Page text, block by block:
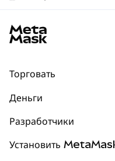
Торговать
Прогнозы
Перпы НОВИНКА
Деньги
mUSD
Разработчики
Установить